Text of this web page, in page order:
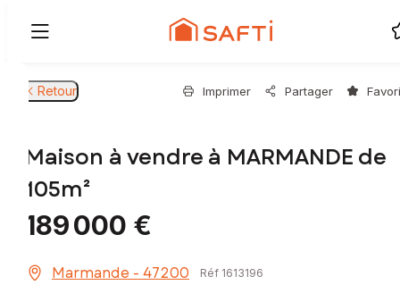
Retour Imprimer Partager
Maison à vendre à MARMANDE de
105m²
189 000 €
Marmande - 47200 Réf 1613196